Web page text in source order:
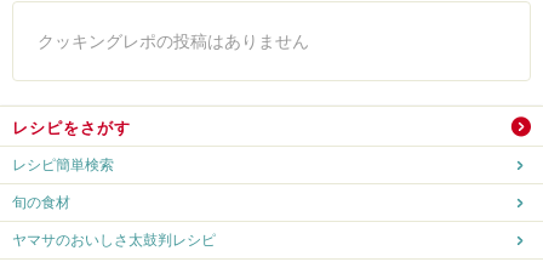
クッキングレポの投稿はありません
レシピをさがす
レシピ簡単検索
旬の食材
ヤマサのおいしさ太鼓判レシピ